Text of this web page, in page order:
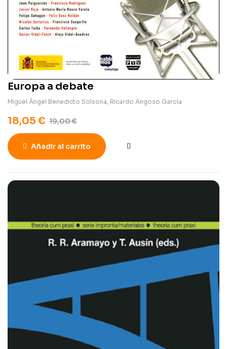
Europa a debate
Miguel Ángel Benedicto Solsona, Ricardo Angoso García
19,00€
18,05 €
Añadir al carrito